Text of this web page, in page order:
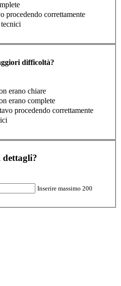
procedendo correttamente
difficoltà?
erano chiare
erano complete
procedendo correttamente
dettagli?
Inserire massimo 200